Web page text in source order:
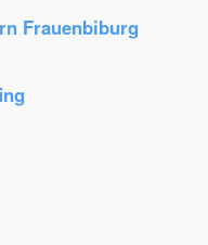
Frauenbiburg